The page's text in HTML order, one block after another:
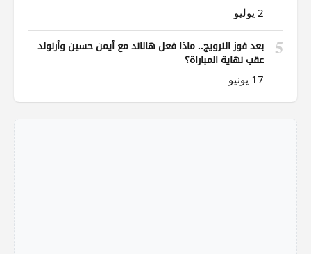
2 يوليو
5
بعد فوز النرويج.. ماذا فعل هالاند مع أيمن حسين وأرنولد
عقب نهاية المباراة؟
17 يونيو